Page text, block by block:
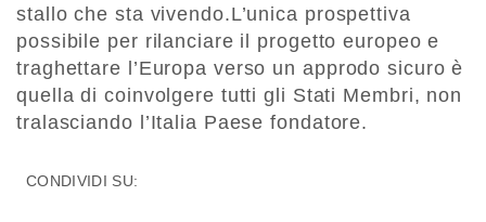
stallo che sta vivendo.L’unica prospettiva
possibile per rilanciare il progetto europeo e
traghettare l’Europa verso un approdo sicuro è
quella di coinvolgere tutti gli Stati Membri, non
tralasciando l’Italia Paese fondatore.
CONDIVIDI SU: